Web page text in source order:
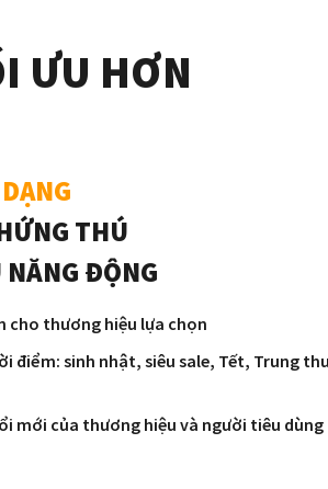
ƯU HƠN
THÚ
ĐỘNG
cho thương hiệu lựa chọn
điểm: sinh nhật, siêu sale, Tết, Trung
mới của thương hiệu và người tiêu dùng